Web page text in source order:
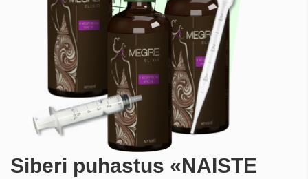
Siberi puhastus «NAISTE